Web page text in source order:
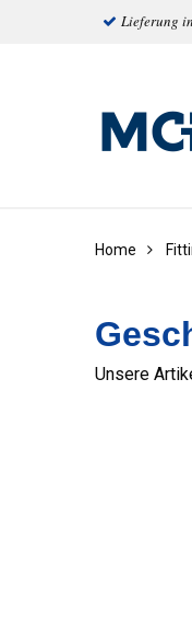
Lieferung
Home
Unsere